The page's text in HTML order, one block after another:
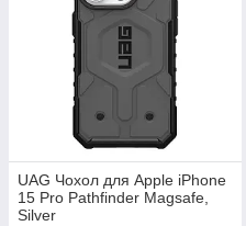
UAG Чохол для Apple iPhone
15 Pro Pathfinder Magsafe,
Silver